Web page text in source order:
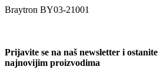
Braytron BY03-21001
Prijavite se na naš newsletter i
najnovijim proizvodima